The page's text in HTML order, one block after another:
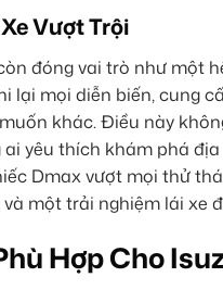
Vượt Trội
đóng vai trò như một
lại mọi diễn biến, cung
khác. Điều này
yêu thích khám phá
Dmax vượt mọi thử
một trải nghiệm lái xe
Hợp Cho